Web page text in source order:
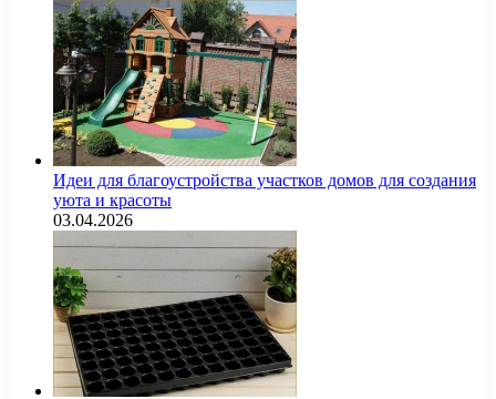
Идеи для благоустройства участков домов для создания
уюта и красоты
03.04.2026